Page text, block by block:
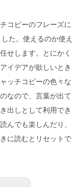
コピーのフレーズに
た。使えるのか使え
せします。とにかく
イデアが欲しいとき
ッチコピーの色々な
なので、言葉が出て
出しとして利用でき
んでも楽しんだり、
に読むとリセットで